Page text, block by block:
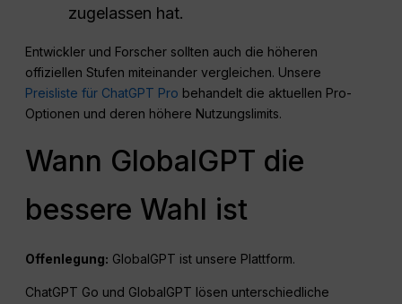
zugelassen hat.
Entwickler und Forscher sollten auch die höheren
offiziellen Stufen miteinander vergleichen. Unsere
Preisliste für ChatGPT Pro behandelt die aktuellen Pro-
Optionen und deren höhere Nutzungslimits.
Wann GlobalGPT die
bessere Wahl ist
Offenlegung: GlobalGPT ist unsere Plattform.
ChatGPT Go und GlobalGPT lösen unterschiedliche